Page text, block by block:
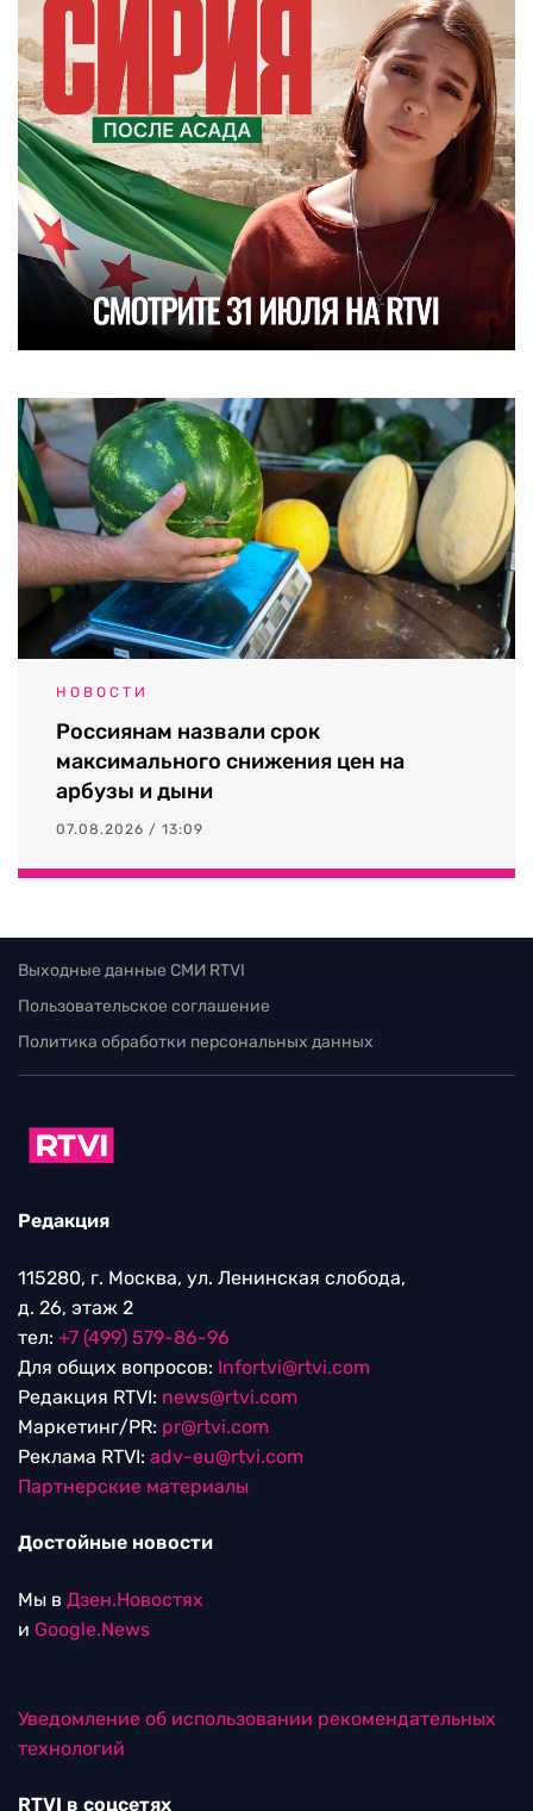
НОВОСТИ
Россиянам назвали срок
максимального снижения цен на
арбузы и дыни
07.08.2026 / 13:09
Выходные данные СМИ RTVI
Пользовательское соглашение
Политика обработки персональных данных
Редакция
115280, г. Москва, ул. Ленинская слобода,
д. 26, этаж 2
тел: +7 (499) 579-86-96
Для общих вопросов: Infortvi@rtvi.com
Редакция RTVI: news@rtvi.com
Маркетинг/PR: pr@rtvi.com
Реклама RTVI: adv-eu@rtvi.com
Партнерские материалы
Достойные новости
Мы в Дзен.Новостях
и Google.News
Уведомление об использовании рекомендательных
технологий
RTVI в соцсетях